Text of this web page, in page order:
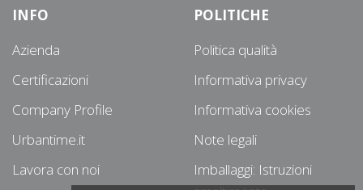
INFO
Azienda
Certificazioni
Company Profile
Urbantime.it
Lavora con noi
POLITICHE
Politica qualità
Informativa privacy
Informativa cookies
Note legali
Imballaggi: Istruzioni